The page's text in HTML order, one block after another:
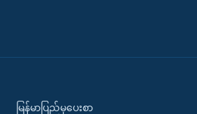
မြန်မာပြည်မှပေးစာ